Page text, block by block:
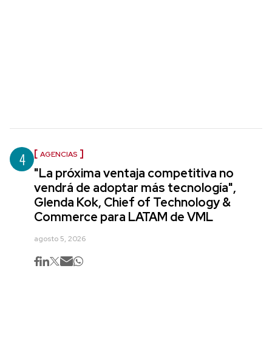
4 AGENCIAS
"La próxima ventaja competitiva no
vendrá de adoptar más tecnología",
Glenda Kok, Chief of Technology &
Commerce para LATAM de VML
agosto 5, 2026